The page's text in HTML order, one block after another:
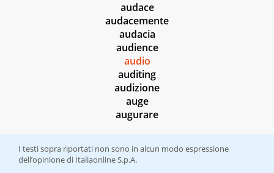
audace
audacemente
audacia
audience
audio
auditing
audizione
auge
augurare
I testi sopra riportati non sono in alcun modo espressione
dell’opinione di Italiaonline S.p.A.